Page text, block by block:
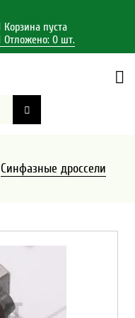
Корзина пуста
Отложено: 0шт.
Синфазные дроссели